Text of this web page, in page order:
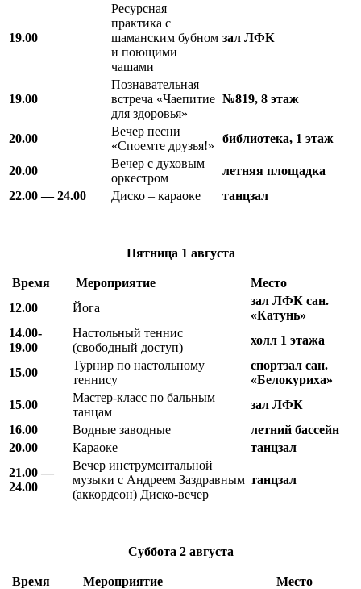
19.00
Ресурсная
практика с
шаманским бубном
и поющими
чашами
зал ЛФК
19.00
Познавательная
встреча «Чаепитие
для здоровья»
№819, 8 этаж
20.00
Вечер песни
«Споемте друзья!»
библиотека, 1 этаж
20.00
Вечер с духовым
оркестром
летняя площадка
22.00 — 24.00
Диско – караоке танцзал
Пятница 1 августа
Время Мероприятие
Место
12.00
Йога
зал ЛФК сан.
«Катунь»
14.00-
19.00
Настольный теннис
(свободный доступ)
холл 1 этажа
15.00
Турнир по настольному
теннису
спортзал сан.
«Белокуриха»
15.00
Мастер-класс по бальным
танцам
зал ЛФК
16.00
Водные заводные
летний бассейн
20.00
Караоке
танцзал
21.00 —
24.00
Вечер инструментальной
музыки с Андреем Заздравным
(аккордеон) Диско-вечер
танцзал
Суббота 2 августа
Время Мероприятие
Место